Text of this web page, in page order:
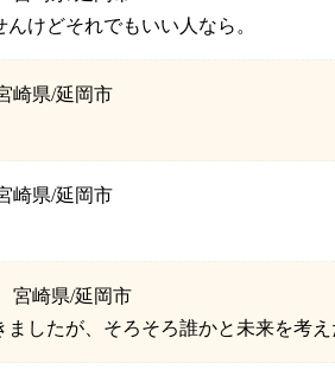
けどそれでもいい人なら。
崎県/延岡市
崎県/延岡市
宮崎県/延岡市
ましたが、そろそろ誰かと未来を考え